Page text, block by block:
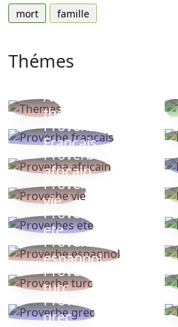
mort
famille
Thémes
Autres
thèmes
Proverbe
Français
Proverbe
africain
Proverbe
vie
Proverbes
ete
Proverbe
espagnol
Proverbe
turc
Proverbe
grec